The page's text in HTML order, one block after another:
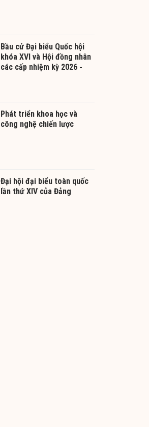
Bầu cử Đại biểu Quốc hội
khóa XVI và Hội đồng nhân
các cấp nhiệm kỳ 2026 -
Phát triển khoa học và
công nghệ chiến lược
Đại hội đại biểu toàn quốc
lần thứ XIV của Đảng